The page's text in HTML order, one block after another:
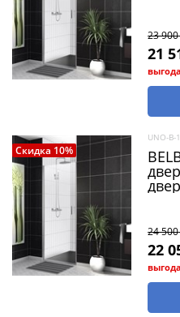
23 900
21
Скидка 10%
UNO-B-
24 500
22